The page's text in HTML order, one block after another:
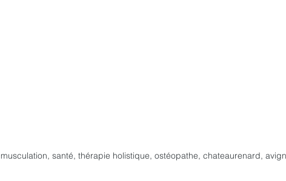
musculation, santé, thérapie holistique, ostéopathe, chateaurenard,